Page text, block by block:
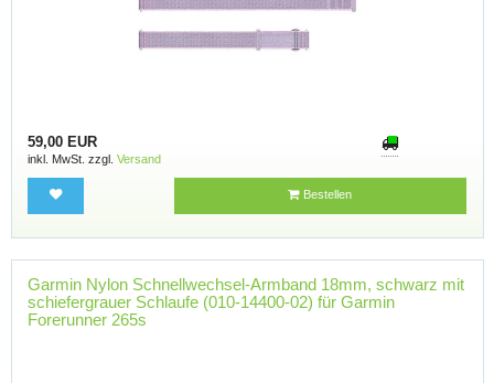
59,00 EUR
inkl. MwSt. zzgl. Versand
Bestellen
Garmin Nylon Schnellwechsel-Armband 18mm, schwarz mit
schiefergrauer Schlaufe (010-14400-02) für Garmin
Forerunner 265s